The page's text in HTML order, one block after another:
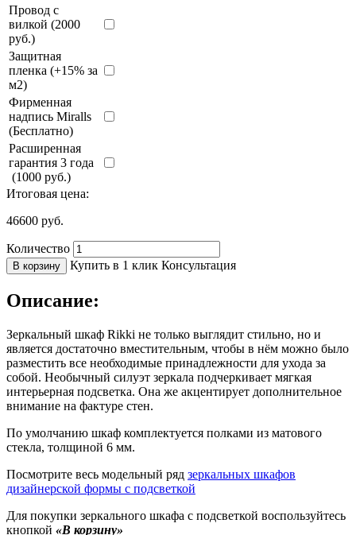
Провод с
вилкой (2000
руб.)
Защитная
пленка (+15% за
м2)
Фирменная
надпись Miralls
(Бесплатно)
Расширенная
гарантия 3 года
(1000 руб.)
Итоговая цена:
46600 руб.
Количество
В корзину Купить в 1 клик Консультация
Описание:
Зеркальный шкаф Rikki не только выглядит стильно, но и
является достаточно вместительным, чтобы в нём можно было
разместить все необходимые принадлежности для ухода за
собой. Необычный силуэт зеркала подчеркивает мягкая
интерьерная подсветка. Она же акцентирует дополнительное
внимание на фактуре стен.
По умолчанию шкаф комплектуется полками из матового
стекла, толщиной 6 мм.
Посмотрите весь модельный ряд зеркальных шкафов
дизайнерской формы с подсветкой
Для покупки зеркального шкафа с подсветкой воспользуйтесь
кнопкой «В корзину»